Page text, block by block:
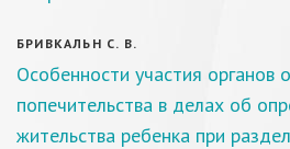
БРИВКАЛЬН С. В.
Особенности участия органов
попечительства в делах об
жительства ребенка при